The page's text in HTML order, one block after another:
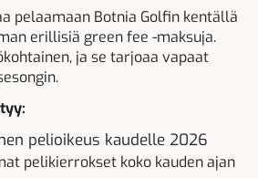
pelaamaan Botnia Golfin kentällä
erillisiä green fee -maksuja.
ja se tarjoaa vapaat
pelioikeus kaudelle 2026
pelikierrokset koko kauden ajan